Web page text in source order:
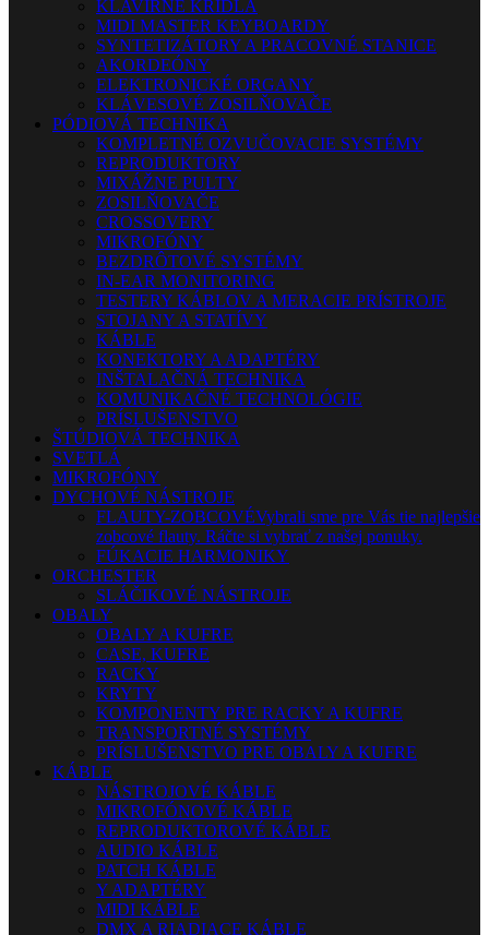
KLAVÍRNE KRÍDLA
MIDI MASTER KEYBOARDY
SYNTETIZÁTORY A PRACOVNÉ STANICE
AKORDEÓNY
ELEKTRONICKÉ ORGANY
KLÁVESOVÉ ZOSILŇOVAČE
PÓDIOVÁ TECHNIKA
KOMPLETNÉ OZVUČOVACIE SYSTÉMY
REPRODUKTORY
MIXÁŽNE PULTY
ZOSILŇOVAČE
CROSSOVERY
MIKROFÓNY
BEZDRÔTOVÉ SYSTÉMY
IN-EAR MONITORING
TESTERY KÁBLOV A MERACIE PRÍSTROJE
STOJANY A STATÍVY
KÁBLE
KONEKTORY A ADAPTÉRY
INŠTALAČNÁ TECHNIKA
KOMUNIKAČNÉ TECHNOLÓGIE
PRÍSLUŠENSTVO
ŠTÚDIOVÁ TECHNIKA
SVETLÁ
MIKROFÓNY
DYCHOVÉ NÁSTROJE
FLAUTY-ZOBCOVÉVybrali sme pre Vás tie najlepšie
zobcové flauty. Ráčte si vybrať z našej ponuky.
FÚKACIE HARMONIKY
ORCHESTER
SLÁČIKOVÉ NÁSTROJE
OBALY
OBALY A KUFRE
CASE, KUFRE
RACKY
KRYTY
KOMPONENTY PRE RACKY A KUFRE
TRANSPORTNÉ SYSTÉMY
PRÍSLUŠENSTVO PRE OBALY A KUFRE
KÁBLE
NÁSTROJOVÉ KÁBLE
MIKROFÓNOVÉ KÁBLE
REPRODUKTOROVÉ KÁBLE
AUDIO KÁBLE
PATCH KÁBLE
Y ADAPTÉRY
MIDI KÁBLE
DMX A RIADIACE KÁBLE